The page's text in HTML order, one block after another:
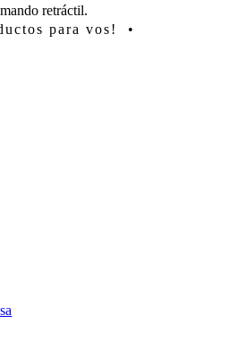
retráctil.
para vos! •